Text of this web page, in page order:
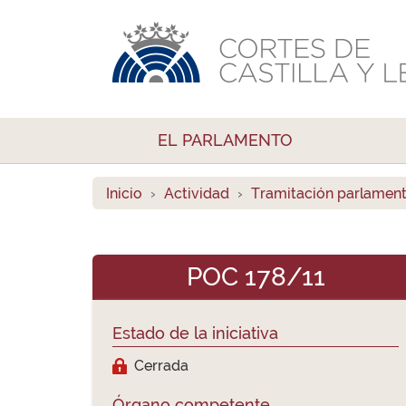
EL PARLAMENTO
Inicio Actividad Tramitación
POC 178/11
Estado de la iniciativa
Cerrada